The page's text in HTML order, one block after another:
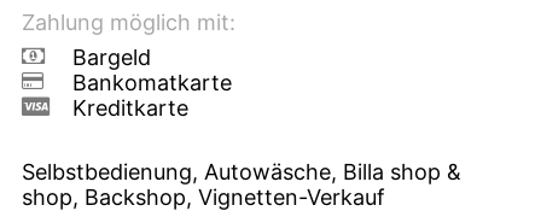
Zahlung möglich mit:
Bargeld
Bankomatkarte
Kreditkarte
Selbstbedienung, Autowäsche, Billa shop &
shop, Backshop, Vignetten-Verkauf